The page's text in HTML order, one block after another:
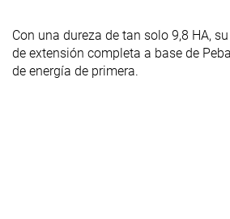
Con una dureza de tan solo 9,8 HA,
de extensión completa a base de
de energía de primera.